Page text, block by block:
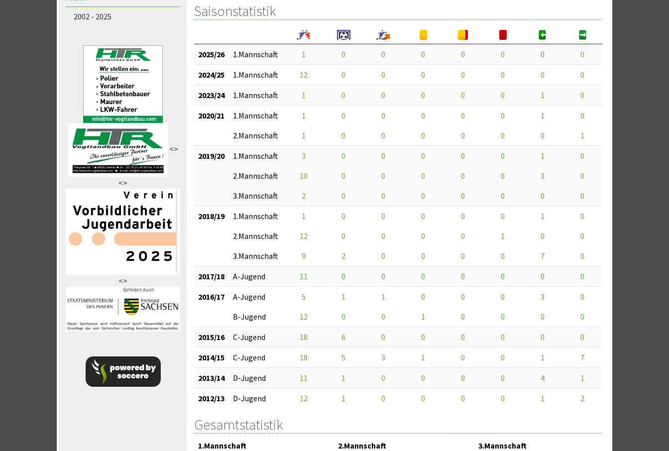
2002 - 2025
<>
<>
<>
Saisonstatistik
2025/26 1.Mannschaft 1 0 0 0 0 0 0 0
2024/25 1.Mannschaft 12 0 0 0 0 0 0 0
2023/24 1.Mannschaft 1 0 0 0 0 0 1 0
2020/21 1.Mannschaft 1 0 0 0 0 0 1
0
2.Mannschaft
1 0 0 0 0 0 0 1
2019/20 1.Mannschaft 3 0 0 0 0 0 1
0
2.Mannschaft
10 0 0 0 0 0 3
0
3.Mannschaft
2 0 0 0 0 0 0 0
2018/19 1.Mannschaft 1 0 0 0 0 0 1
0
2.Mannschaft
12 0 0 0 0 1 0
0
3.Mannschaft
9 2 0 0 0 0 7 0
2017/18 A-Jugend 11 0 0 0 0 0 0 0
2016/17 A-Jugend 5 1 1 0 0 0 3
0
B-Jugend
12 0 0 1 0 0 0 0
2015/16 C-Jugend 18 6 0 0 0 0 0 0
2014/15 C-Jugend 18 5 3 1 0 0 1 7
2013/14 D-Jugend 11 1 0 0 0 0 4 1
2012/13 D-Jugend 12 1 0 0 0 0 1 2
Gesamtstatistik
1.Mannschaft
2.Mannschaft
3.Mannschaft